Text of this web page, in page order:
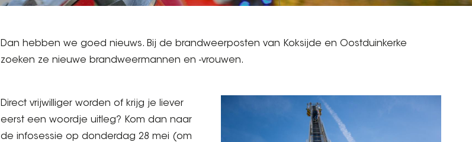
Dan hebben we goed nieuws. Bij de brandweerposten van Koksijde en Oostduinkerke
zoeken ze nieuwe brandweermannen en -vrouwen.
Direct vrijwilliger worden of krijg je liever
eerst een woordje uitleg? Kom dan naar
de infosessie op donderdag 28 mei (om